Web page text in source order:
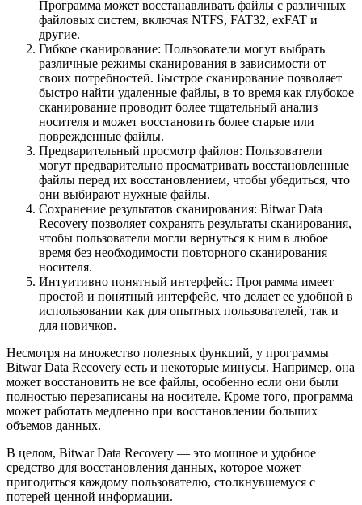
Программа может восстанавливать файлы с различных
файловых систем, включая NTFS, FAT32, exFAT и
другие.
Гибкое сканирование: Пользователи могут выбрать
различные режимы сканирования в зависимости от
своих потребностей. Быстрое сканирование позволяет
быстро найти удаленные файлы, в то время как глубокое
сканирование проводит более тщательный анализ
носителя и может восстановить более старые или
поврежденные файлы.
Предварительный просмотр файлов: Пользователи
могут предварительно просматривать восстановленные
файлы перед их восстановлением, чтобы убедиться, что
они выбирают нужные файлы.
Сохранение результатов сканирования: Bitwar Data
Recovery позволяет сохранять результаты сканирования,
чтобы пользователи могли вернуться к ним в любое
время без необходимости повторного сканирования
носителя.
Интуитивно понятный интерфейс: Программа имеет
простой и понятный интерфейс, что делает ее удобной в
использовании как для опытных пользователей, так и
для новичков.
Несмотря на множество полезных функций, у программы
Bitwar Data Recovery есть и некоторые минусы. Например, она
может восстановить не все файлы, особенно если они были
полностью перезаписаны на носителе. Кроме того, программа
может работать медленно при восстановлении больших
объемов данных.
В целом, Bitwar Data Recovery — это мощное и удобное
средство для восстановления данных, которое может
пригодиться каждому пользователю, столкнувшемуся с
потерей ценной информации.